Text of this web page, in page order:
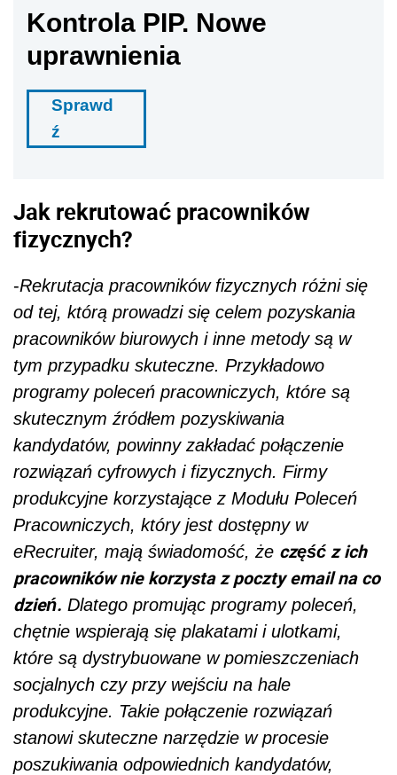
Kontrola PIP. Nowe
uprawnienia
Sprawd
ź
Jak rekrutować pracowników
fizycznych?
-Rekrutacja pracowników fizycznych różni się
od tej, którą prowadzi się celem pozyskania
pracowników biurowych i inne metody są w
tym przypadku skuteczne. Przykładowo
programy poleceń pracowniczych, które są
skutecznym źródłem pozyskiwania
kandydatów, powinny zakładać połączenie
rozwiązań cyfrowych i fizycznych. Firmy
produkcyjne korzystające z Modułu Poleceń
Pracowniczych, który jest dostępny w
eRecruiter, mają świadomość, że część z ich
pracowników nie korzysta z poczty email na co
dzień. Dlatego promując programy poleceń,
chętnie wspierają się plakatami i ulotkami,
które są dystrybuowane w pomieszczeniach
socjalnych czy przy wejściu na hale
produkcyjne. Takie połączenie rozwiązań
stanowi skuteczne narzędzie w procesie
poszukiwania odpowiednich kandydatów,